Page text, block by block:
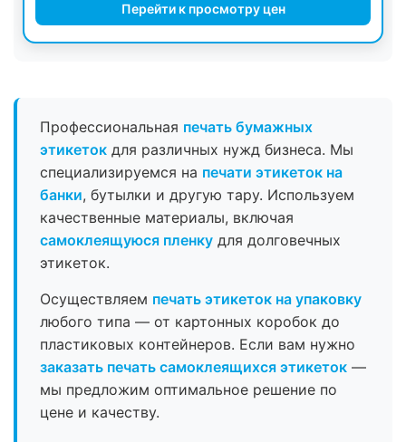
Перейти к просмотру цен
Профессиональная печать бумажных
этикеток для различных нужд бизнеса. Мы
специализируемся на печати этикеток на
банки, бутылки и другую тару. Используем
качественные материалы, включая
самоклеящуюся пленку для долговечных
этикеток.
Осуществляем печать этикеток на упаковку
любого типа — от картонных коробок до
пластиковых контейнеров. Если вам нужно
заказать печать самоклеящихся этикеток —
мы предложим оптимальное решение по
цене и качеству.